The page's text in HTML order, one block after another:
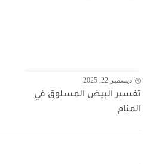
ديسمبر 22, 2025
تفسير البيض المسلوق في
المنام